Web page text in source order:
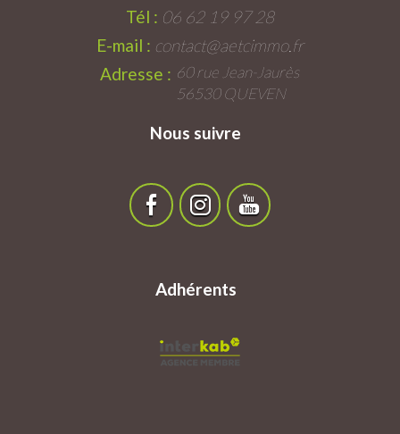
Tél : 06 62 19 97 28
E-mail : contact@aetcimmo.fr
Adresse : 60 rue Jean-Jaurès
56530 QUEVEN
Nous suivre
Adhérents